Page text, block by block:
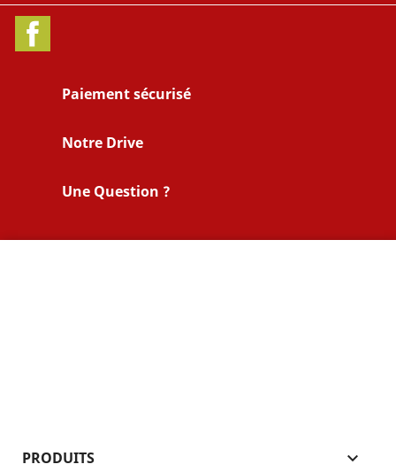
Paiement sécurisé
Notre Drive
Une Question ?
PRODUITS 